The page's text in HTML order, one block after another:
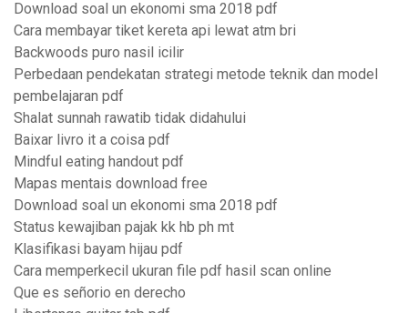
Download soal un ekonomi sma 2018 pdf
Cara membayar tiket kereta api lewat atm bri
Backwoods puro nasil icilir
Perbedaan pendekatan strategi metode teknik dan model
pembelajaran pdf
Shalat sunnah rawatib tidak didahului
Baixar livro it a coisa pdf
Mindful eating handout pdf
Mapas mentais download free
Download soal un ekonomi sma 2018 pdf
Status kewajiban pajak kk hb ph mt
Klasifikasi bayam hijau pdf
Cara memperkecil ukuran file pdf hasil scan online
Que es señorio en derecho